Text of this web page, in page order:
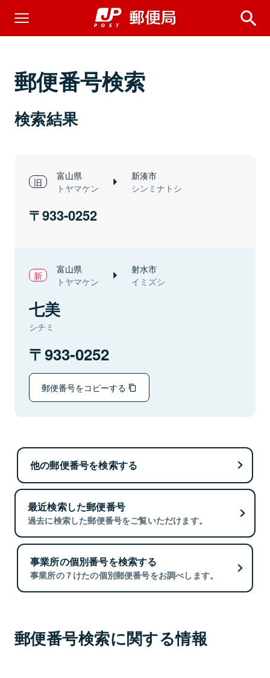
郵便番号検索
検索結果
富山県
トヤマケン
新湊市
シンミナトシ
933-0252
富山県
トヤマケン
射水市
イミズシ
七美
シチミ
933-0252
郵便番号をコピーする
他の郵便番号を検索する
最近検索した郵便番号
過去に検索した郵便番号をご覧いただけます。
事業所の個別番号を検索する
事業所の７けたの個別郵便番号をお調べします。
郵便番号検索に関する情報